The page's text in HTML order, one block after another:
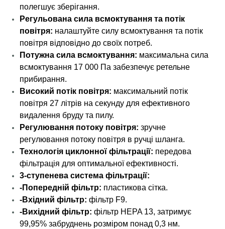
полегшує зберігання.
Регульована сила всмоктування та потік
повітря: налаштуйте силу всмоктування та потік
повітря відповідно до своїх потреб.
Потужна сила всмоктування: максимальна сила
всмоктування 17 000 Па забезпечує ретельне
прибирання.
Високий потік повітря: максимальний потік
повітря 27 літрів на секунду для ефективного
видалення бруду та пилу.
Регулювання потоку повітря: зручне
регулювання потоку повітря в ручці шланга.
Технологія циклонної фільтрації: передова
фільтрація для оптимальної ефективності.
3-ступенева система фільтрації:
-Попередній фільтр: пластикова сітка.
-Вхідний фільтр: фільтр F9.
-Вихідний фільтр: фільтр HEPA 13, затримує
99,95% забруднень розміром понад 0,3 нм.